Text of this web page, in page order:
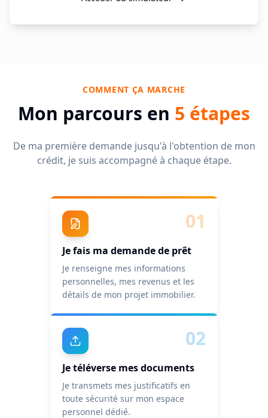
COMMENT ÇA MARCHE
Mon parcours en 5 étapes
De ma première demande jusqu'à l'obtention de mon
crédit, je suis accompagné à chaque étape.
01
Je fais ma demande de prêt
Je renseigne mes informations
personnelles, mes revenus et les
détails de mon projet immobilier.
02
Je téléverse mes documents
Je transmets mes justificatifs en
toute sécurité sur mon espace
personnel dédié.